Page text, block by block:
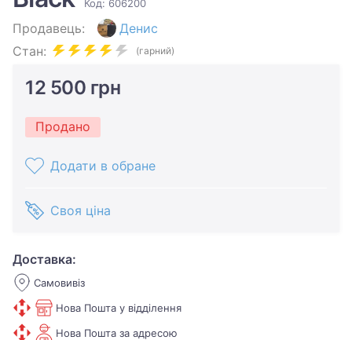
Код: 606200
Продавець:
Денис
Стан:
(гарний)
12 500 грн
Продано
Додати в обране
Своя ціна
Доставка:
Самовивіз
Нова Пошта у відділення
Нова Пошта за адресою